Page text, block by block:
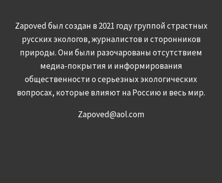
Zapoved был создан в 2021 году группой страстных
русских экологов, журналистов и сторонников
природы. Они были разочарованы отсутствием
медиа-покрытия и информирования
общественности о серьезных экологических
вопросах, которые влияют на Россию и весь мир.
Zapoved@aol.com